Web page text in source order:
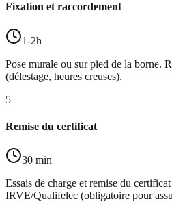
Fixation et raccordement
1-2h
Pose murale ou sur pied de la borne.
(délestage, heures creuses).
5
Remise du certificat
30 min
Essais de charge et remise du
IRVE/Qualifelec (obligatoire pour